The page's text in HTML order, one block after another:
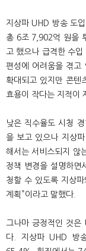
지상파 UHD 방송 도
총 6조 7,902억 원을
고 했으나 급격한 수
편성에 어려움을 겪고
확대되고 있지만 콘텐
효용이 작다는 지적이
낮은 직수율도 시청
을 보고 있으나 지상
해서는 서비스되지 않
정책 변경을 설명하면
청할 수 있도록 지상
계획”이라고 말했다.
그나마 긍정적인 것은
다. 지상파 UHD 방